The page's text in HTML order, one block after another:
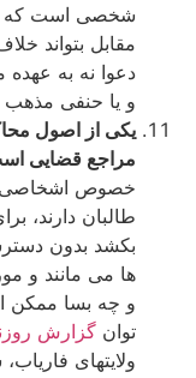
شخصی است که
مقابل بتواند خلاف
دعوا نه به عهده
و یا حنفی مذهب
یکی از اصول محاکمه
مراجع قضایی است،
خصوص اشخاصی­ که
طالبان دارند،
بکشد بدون دسترسی
­ها می ­مانند و
و چه بسا ممکن است
­توانگزارش
ولایت­های فاریاب،